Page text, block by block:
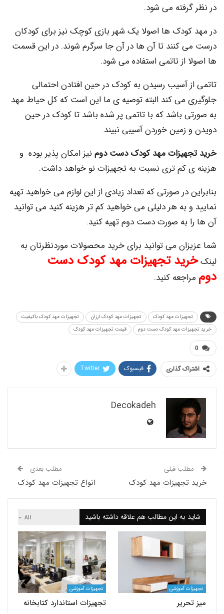
می شود.
ها اصولا یک شهر بازی کوچک نیز برای کودکان
کنند تا آن ها در آن جا سرگرم شوند. در این قسمت
از تاتمی استفاده می شود.
آسیب رسیدن به کودک در حین افتادن احتمالی
می کند البته توصیه ی ما این است که کل حیاط مهد
باشد که با تاتمی پر شده باشد تا کودک در حین
زمین خوردن آسیبی نبیند.
مهد کودک دست دومنیز امکان پذیر بوده و
کم تری نسبت به تجهیزات نو خواهد داشت.
در صورتی که تعداد زیادی از این لوازم می خواهید تهیه
به هر دلیلی می خواهید کم تر هزینه کنید می توانید
به صورت دست دوم تهیه کنید.
می توانید برای خرید محصولات موردنظرتان به
تجهیزات مهد کودک دست
کنید.
مهد کودک تجهیزات مهد کودک ارزان
تجهیزات مهد کودک باکیفیت
مهد کودک دست دوم
قیمت تجهیزات مهد کودک
گذاری فیسبوک Twitter
Decokadeh
قبلی
مهد کودک
مطلب بعدی
انواع تجهیزات مهد کودک
به این مطالب هم علاقه داشته باشید
آموزشی تجهیزات آموزشی
تجهیزات استاندارد کتابخانه